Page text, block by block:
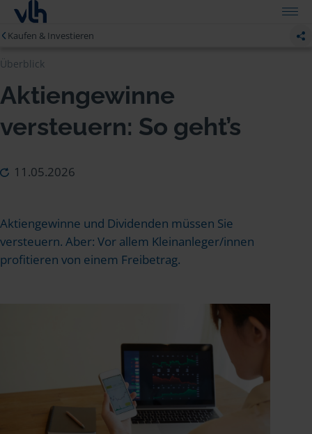
Kaufen & Investieren
Überblick
Aktiengewinne
versteuern: So geht’s
11.05.2026
Aktiengewinne und Dividenden müssen Sie
versteuern. Aber: Vor allem Kleinanleger/innen
profitieren von einem Freibetrag.